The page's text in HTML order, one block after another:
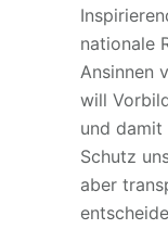
nationale
Ansinnen
will
und damit
Schutz
aber